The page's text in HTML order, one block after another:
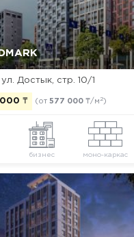
ул. Достык, стр. 10/1
000 ₸ (от 577 000 ₸/м 2)
бизнес моно-каркас
Да, удалить Отмена